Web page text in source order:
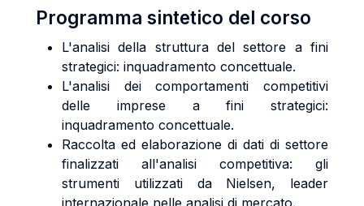
Programma sintetico del corso
L'analisi della struttura del settore a fini
strategici: inquadramento concettuale.
L'analisi dei comportamenti competitivi
delle imprese a fini strategici:
inquadramento concettuale.
Raccolta ed elaborazione di dati di settore
finalizzati all'analisi competitiva: gli
strumenti utilizzati da Nielsen, leader
internazionale nelle analisi di mercato.